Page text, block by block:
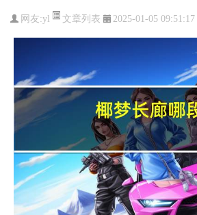
网友:yl 文章列表 2025-01-05 09:51:17